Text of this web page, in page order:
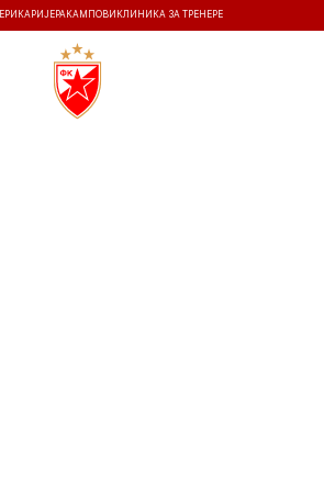
КАРИЈЕРА КАМПОВИ КЛИНИКА ЗА ТРЕНЕРЕ